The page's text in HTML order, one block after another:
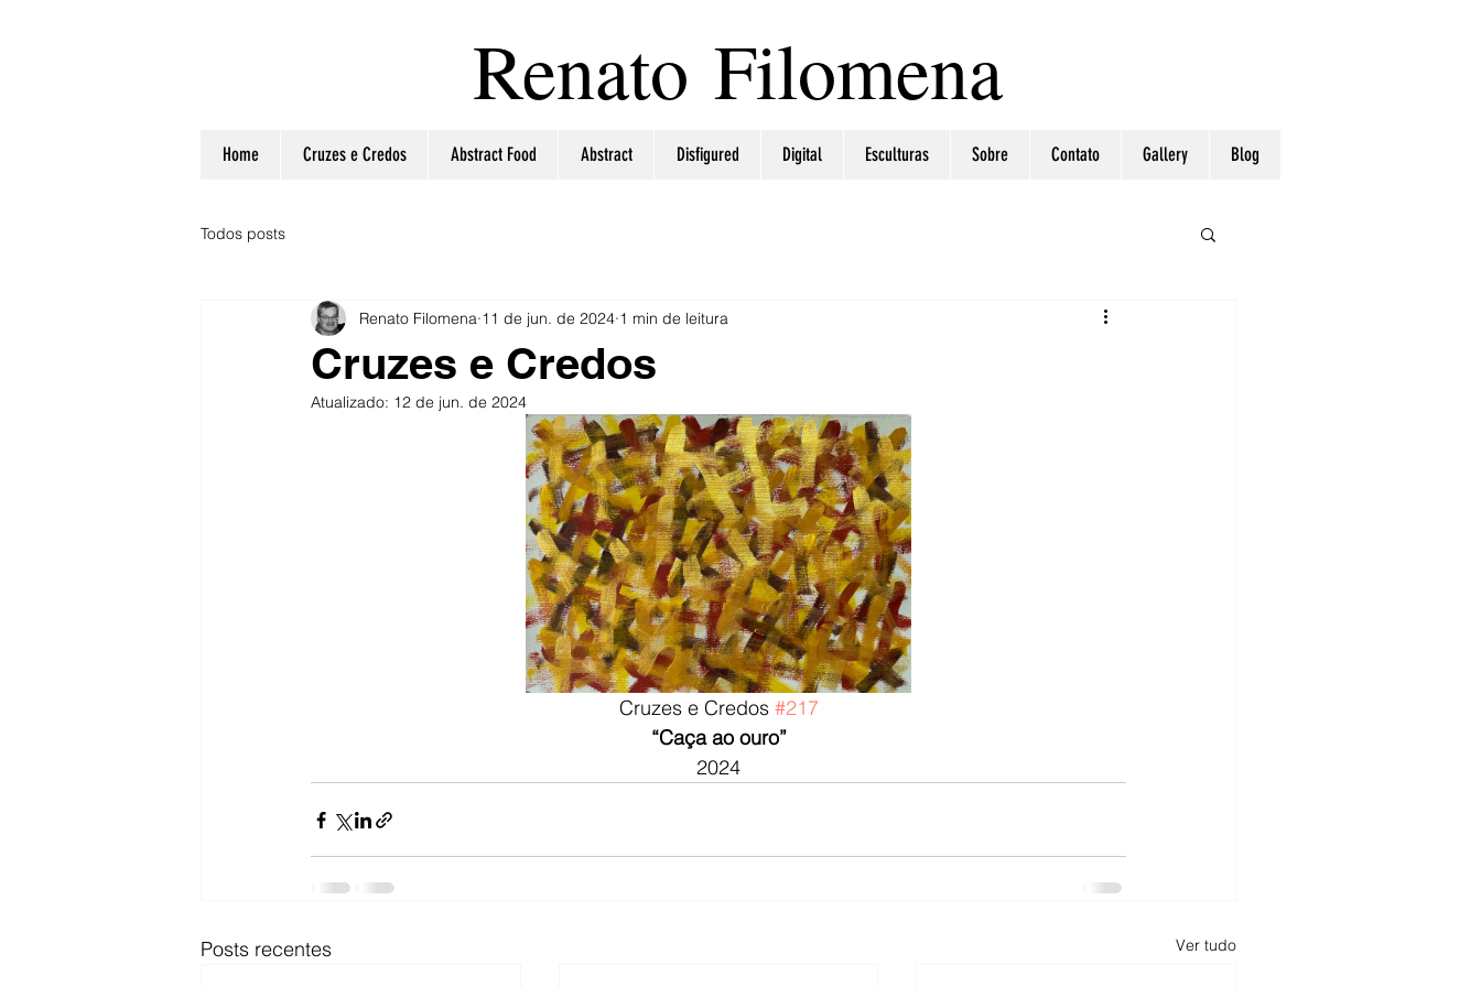
Renato Filomena
Home Cruzes e Credos Abstract Food Abstract Disfigured Digital Esculturas Sobre Contato Gallery Blog
Todos posts
Cruzes e Credos
Renato Filomena 11 de jun. de 2024 1 min de leitura
Atualizado: 12 de jun. de 2024
Cruzes e Credos #217
“Caça ao ouro”
2024
Posts recentes Ver tudo